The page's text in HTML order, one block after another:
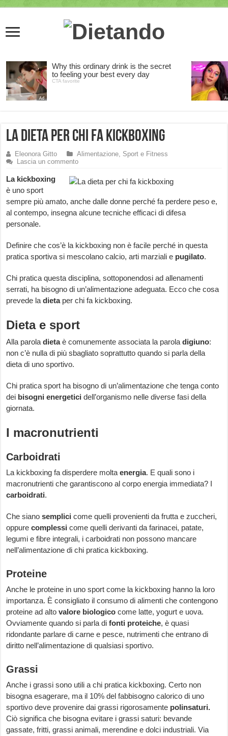
La dieta per chi fa kickboxing
Eleonora Gitto
Alimentazione, Sport e Fitness
Lascia un commento
La kickboxing
è uno sport
sempre più amato, anche dalle donne perché fa perdere peso e,
al contempo, insegna alcune tecniche efficaci di difesa
personale.
Definire che cos’è la kickboxing non è facile perché in questa
pratica sportiva si mescolano calcio, arti marziali e pugilato.
Chi pratica questa disciplina, sottoponendosi ad allenamenti
serrati, ha bisogno di un’alimentazione adeguata. Ecco che cosa
prevede la dieta per chi fa kickboxing.
Dieta e sport
Alla paroladietaè comunemente associata la paroladigiuno:
non c’è nulla di più sbagliato soprattutto quando si parla della
dieta di uno sportivo.
Chi pratica sport ha bisogno di un’alimentazione che tenga conto
dei bisogni energetici dell’organismo nelle diverse fasi della
giornata.
I macronutrienti
Carboidrati
La kickboxing fa disperdere molta energia. E quali sono i
macronutrienti che garantiscono al corpo energia immediata? I
carboidrati.
Che sianosemplici come quelli provenienti da frutta e zuccheri,
oppurecomplessi come quelli derivanti da farinacei, patate,
legumi e fibre integrali, i carboidrati non possono mancare
nell’alimentazione di chi pratica kickboxing.
Proteine
Anche le proteine in uno sport come la kickboxing hanno la loro
importanza. È consigliato il consumo di alimenti che contengono
proteine ad alto valore biologico come latte, yogurt e uova.
Ovviamente quando si parla difonti proteiche, è quasi
ridondante parlare di carne e pesce, nutrimenti che entrano di
diritto nell’alimentazione di qualsiasi sportivo.
Grassi
Anche i grassi sono utili a chi pratica kickboxing. Certo non
bisogna esagerare, ma il 10% del fabbisogno calorico di uno
sportivo deve provenire dai grassi rigorosamente polinsaturi.
Ciò significa che bisogna evitare i grassi saturi: bevande
gassate, fritti, grassi animali, merendine e dolci industriali. Via